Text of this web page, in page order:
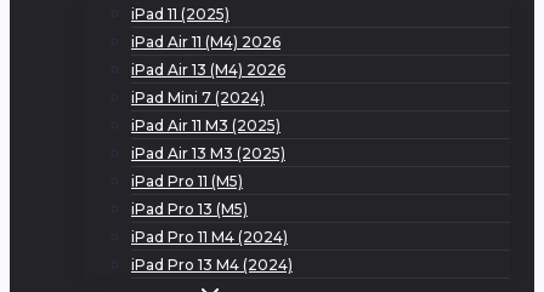
iPad 11 (2025)
iPad Air 11 (M4) 2026
iPad Air 13 (M4) 2026
iPad Mini 7 (2024)
iPad Air 11 M3 (2025)
iPad Air 13 M3 (2025)
iPad Pro 11 (M5)
iPad Pro 13 (M5)
iPad Pro 11 M4 (2024)
iPad Pro 13 M4 (2024)